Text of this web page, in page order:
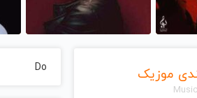
موزیک Do